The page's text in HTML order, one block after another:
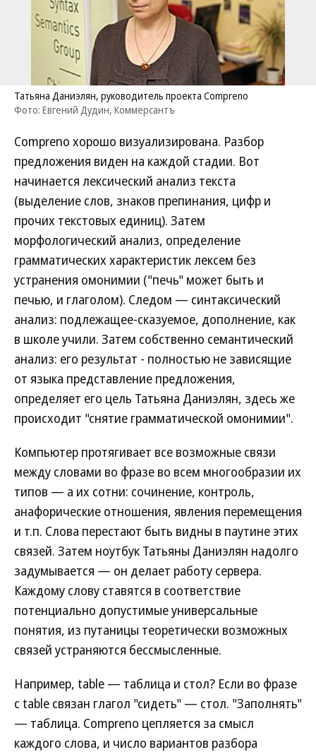
Татьяна Даниэлян, руководитель проекта Compreno
Фото: Евгений Дудин, Коммерсантъ
Compreno хорошо визуализирована. Разбор
предложения виден на каждой стадии. Вот
начинается лексический анализ текста
(выделение слов, знаков препинания, цифр и
прочих текстовых единиц). Затем
морфологический анализ, определение
грамматических характеристик лексем без
устранения омонимии ("печь" может быть и
печью, и глаголом). Следом — синтаксический
анализ: подлежащее-сказуемое, дополнение, как
в школе учили. Затем собственно семантический
анализ: его результат - полностью не зависящие
от языка представление предложения,
определяет его цель Татьяна Даниэлян, здесь же
происходит "снятие грамматической омонимии".
Компьютер протягивает все возможные связи
между словами во фразе во всем многообразии их
типов — а их сотни: сочинение, контроль,
анафорические отношения, явления перемещения
и т.п. Слова перестают быть видны в паутине этих
связей. Затем ноутбук Татьяны Даниэлян надолго
задумывается — он делает работу сервера.
Каждому слову ставятся в соответствие
потенциально допустимые универсальные
понятия, из путаницы теоретически возможных
связей устраняются бессмысленные.
Например, table — таблица и стол? Если во фразе
с table связан глагол "сидеть" — стол. "Заполнять"
— таблица. Compreno цепляется за смысл
каждого слова, и число вариантов разбора